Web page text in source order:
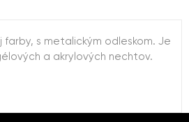
s metalickým odleskom. Je
a akrylových nechtov.